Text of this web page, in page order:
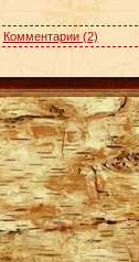
Комментарии (2)